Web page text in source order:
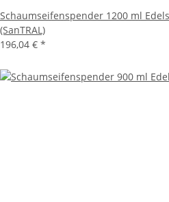
Schaumseifenspender 1200 ml
(SanTRAL)
196,04 € *